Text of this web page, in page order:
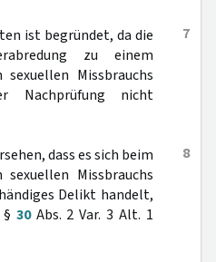
7
ist begründet, da die
zu einem
sexuellen Missbrauchs
Nachprüfung nicht
8
dass es sich beim
sexuellen Missbrauchs
Delikt handelt,
30Abs. 2 Var. 3 Alt. 1